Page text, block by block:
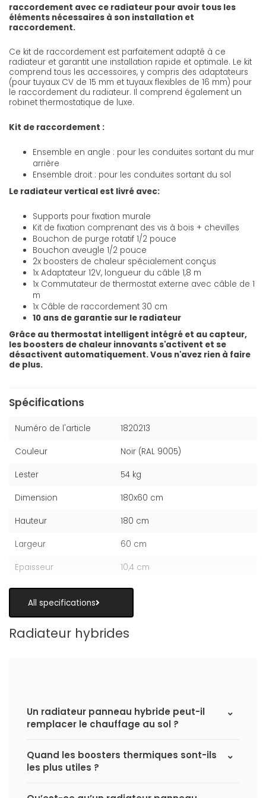
raccordement avec ce radiateur pour avoir tous les
éléments nécessaires à son installation et
raccordement.
Ce kit de raccordement est parfaitement adapté à ce
radiateur et garantit une installation rapide et optimale. Le kit
comprend tous les accessoires, y compris des adaptateurs
(pour tuyaux CV de 15 mm et tuyaux flexibles de 16 mm) pour
le raccordement du radiateur. Il comprend également un
robinet thermostatique de luxe.
Kit de raccordement :
Ensemble en angle : pour les conduites sortant du mur
arrière
Ensemble droit : pour les conduites sortant du sol
Le radiateur vertical est livré avec:
Supports pour fixation murale
Kit de fixation comprenant des vis à bois + chevilles
Bouchon de purge rotatif 1/2 pouce
Bouchon aveugle 1/2 pouce
2x boosters de chaleur spécialement conçus
1x Adaptateur 12V, longueur du câble 1,8 m
1x Commutateur de thermostat externe avec câble de 1
m
1x Câble de raccordement 30 cm
10 ans de garantie sur le radiateur
Grâce au thermostat intelligent intégré et au capteur,
les boosters de chaleur innovants s'activent et se
désactivent automatiquement. Vous n'avez rien à faire
de plus.
Spécifications
Numéro de l'article 1820213
Couleur Noir (RAL 9005)
Lester 54 kg
Dimension 180x60 cm
Hauteur 180 cm
Largeur 60 cm
Epaisseur 10,4 cm
All specifications
Radiateur hybrides
Un radiateur panneau hybride peut-il
remplacer le chauffage au sol ?
Quand les boosters thermiques sont-ils
les plus utiles ?